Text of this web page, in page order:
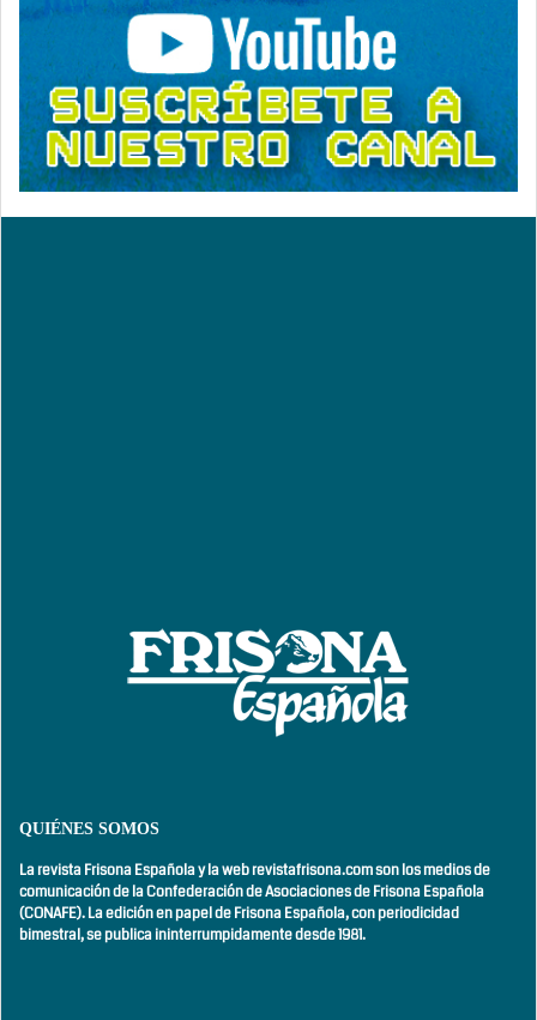
QUIÉNES SOMOS
La revista Frisona Española y la web revistafrisona.com son los medios de
comunicación de la Confederación de Asociaciones de Frisona Española
(CONAFE). La edición en papel de Frisona Española, conperiodicidad
bimestral,se publica ininterrumpidamente desde 1981.